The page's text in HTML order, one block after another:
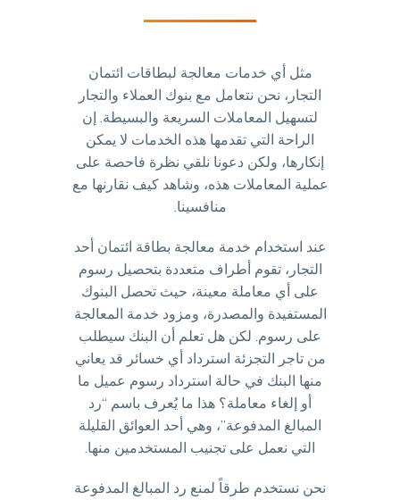
مثل أي خدمات معالجة لبطاقات ائتمان
التجار، نحن نتعامل مع بنوك العملاء والتجار
لتسهيل المعاملات السريعة والبسيطة. إن
الراحة التي تقدمها هذه الخدمات لا يمكن
إنكارها، ولكن دعونا نلقي نظرة فاحصة على
عملية المعاملات هذه، وشاهد كيف نقارنها مع
منافسينا.
عند استخدام خدمة معالجة بطاقة ائتمان أحد
التجار، تقوم أطراف متعددة بتحصيل رسوم
على أي معاملة معينة، حيث تحصل البنوك
المستفيدة والمصدرة، ومزود خدمة المعالجة
على رسوم. لكن هل تعلم أن البنك سيطلب
من تاجر التجزئة استرداد أي خسائر قد يعاني
منها البنك في حالة استرداد رسوم عميل ما
أو إلغاء معاملة؟ هذا ما يُعرف باسم “رد
المبالغ المدفوعة”، وهي أحد العوائق القليلة
التي نعمل على تجنيب المستخدمين منها.
نحن نستخدم طرقاً لمنع رد المبالغ المدفوعة